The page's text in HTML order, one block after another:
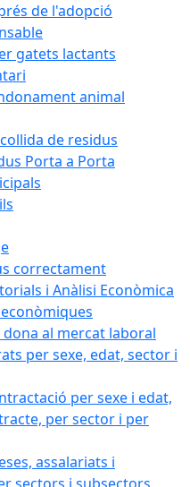
de l'adopció
gatets lactants
animal
de residus
Porta a Porta
correctament
i Anàlisi Econòmica
dona al mercat laboral
per sexe, edat, sector i
per sexe i edat,
per sector i per
assalariats i